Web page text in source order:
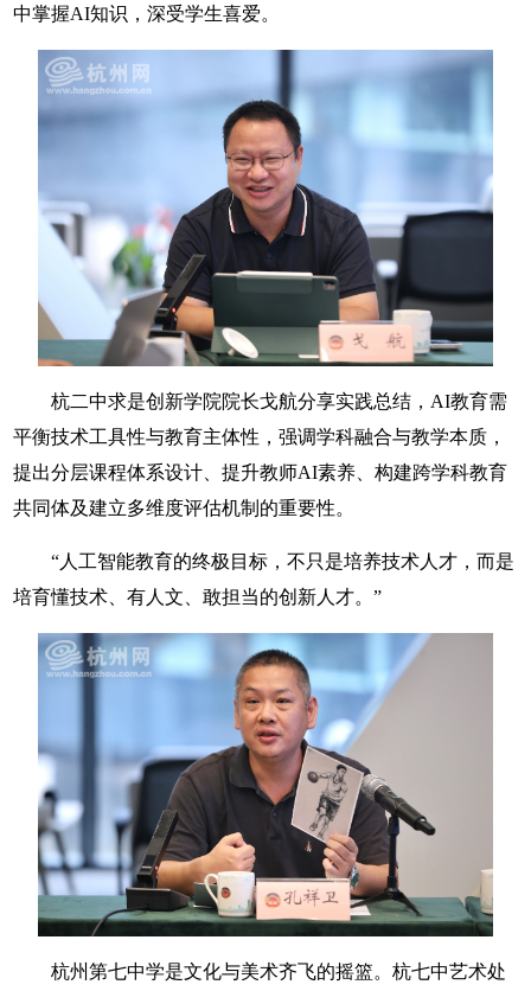
中掌握AI知识，深受学生喜爱。
杭二中求是创新学院院长戈航分享实践总结，AI教育需
平衡技术工具性与教育主体性，强调学科融合与教学本质，
提出分层课程体系设计、提升教师AI素养、构建跨学科教育
共同体及建立多维度评估机制的重要性。
“人工智能教育的终极目标，不只是培养技术人才，而是
培育懂技术、有人文、敢担当的创新人才。”
杭州第七中学是文化与美术齐飞的摇篮。杭七中艺术处